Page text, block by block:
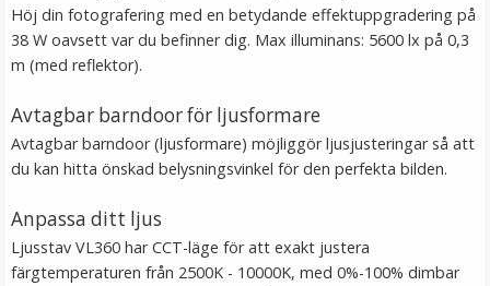
Adapter 1/4" hane till 3/8" hane
★★★★★
LÄGG I VARUKORG
Höj din fotografering med en betydande effektuppgradering på
38 W oavsett var du befinner dig. Max illuminans: 5600 lx på 0,3
m (med reflektor).
Avtagbar barndoor för ljusformare
Avtagbar barndoor (ljusformare) möjliggör ljusjusteringar så att
du kan hitta önskad belysningsvinkel för den perfekta bilden.
Anpassa ditt ljus
Ljusstav VL360 har CCT-läge för att exakt justera
färgtemperaturen från 2500K - 10000K, med 0%-100% dimbar